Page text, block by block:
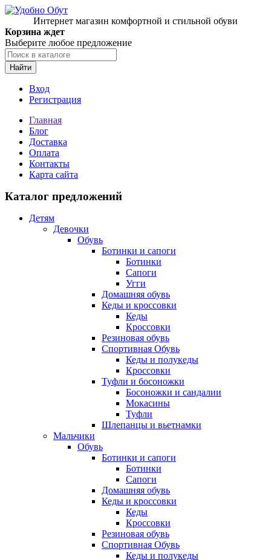
Интернет магазин комфортной и стильной обуви
Корзина ждет
Выберите любое предложение
Найти
Вход
Регистрация
Главная
Блог
Доставка
Оплата
Контакты
Карта сайта
Каталог предложений
Детям
Девочки
Обувь
Ботинки и сапоги
Ботинки
Сапоги
Угги
Домашняя обувь
Кеды и кроссовки
Кеды
Кроссовки
Резиновая обувь
Спортивная Обувь
Кеды и полукеды
Кроссовки
Туфли и босоножки
Босоножки и сандалии
Мокасины
Туфли
Шлепанцы и вьетнамки
Мальчики
Обувь
Ботинки и сапоги
Ботинки
Сапоги
Домашняя обувь
Кеды и кроссовки
Кеды
Кроссовки
Резиновая обувь
Спортивная Обувь
Кеды и полукеды